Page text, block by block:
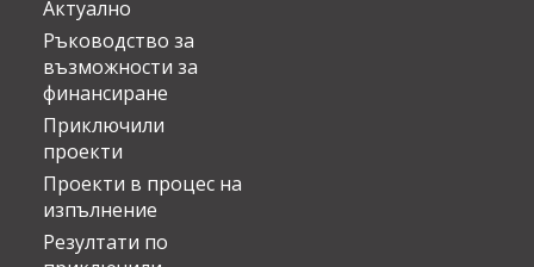
Актуално
Ръководство за
възможности за
финансиране
Приключили
проекти
Проекти в процес на
изпълнение
Резултати по